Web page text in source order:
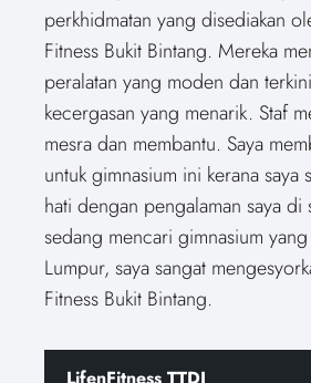
perkhidmatan yang disediakan
Fitness Bukit Bintang. Mereka
peralatan yang moden dan
kecergasan yang menarik. Staf
mesra dan membantu. Saya
untuk gimnasium ini kerana saya
hati dengan pengalaman saya di
sedang mencari gimnasium
Lumpur, saya sangat
Fitness Bukit Bintang.